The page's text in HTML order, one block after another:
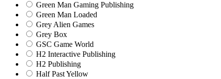
Green Man Gaming Publishing
Green Man Loaded
Grey Alien Games
Grey Box
GSC Game World
H2 Interactive Publishing
H2 Publishing
Half Past Yellow